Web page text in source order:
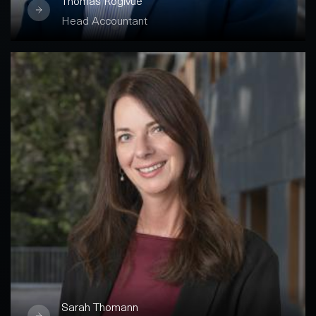
Head Accountant
Sarah Thomann
Comptable
Sarah Thomann a rejoint Investissements
Fonciers SA en tant que comptable, forte de
plus de 10 ans d’expérience chez Gonset
Immeubles d’Entreprises SA. Trilingue
(français, suisse-allemand, italien), elle se
distingue par sa rigueur, son autonomie et sa
précision. Certifiée Immobase (USPI
Formation), elle prépare actuellement le
Sarah Thomann